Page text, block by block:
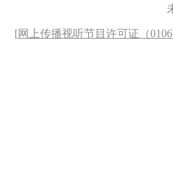
[网上传播视听节目许可证（